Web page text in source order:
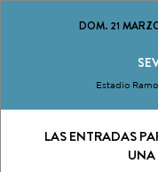
DOM. 21
Estadio
LAS ENTRADAS